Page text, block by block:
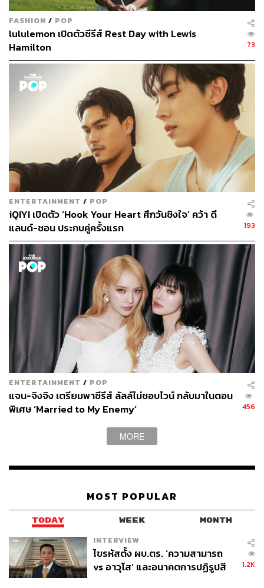
ดังนั้นความโดดเด่นด้านกระแสในปีนี้จึงกระโดดไปอยู่กับฝั่งซี
รีส์ GL ที่แม้จะมีแค่ 3 เรื่อง (ไม่นับมินิซีรีส์) คือทฤษฎีสีชมพู
GAP The seriesที่เริ่มออกอากาศในช่วงเดือนพฤศจิกายนปี
2565, Show Me Love The Series แค่อยากบอกรักและ
Love Senior The Series พี่ว้ากคะ…รักหนูได้มั้ย
รับความสนใจจากแฟนๆ เป็นอย่างดี การันตีด้วยอันดับ 1 บน
เทรนด์โลกของ
ทฤษฎีสีชมพู GAP The series รวมกับรางวัล
จากหลากหลายเวที
อย่างไรก็ตาม เราคงไม่สามารถเทียบกระแสของทั้งสองฝั่งได้
อย่างชัดเจน เนื่องจากจำนวนผลงานที่ต่างกันหลายเท่าตัว
และจุดเริ่มต้นที่ไม่เท่ากัน ในขณะที่ BL สร้างฐานแฟนมา
เกือบ 10 ปี เราเพิ่งได้เห็นการเดินทางของ GL ในไม่กี่ปีที่ผ่าน
มาเท่านั้น ดังนั้นขนาดของตลาดฝั่ง GL ในตอนนี้อาจจะเทียบ
เท่ากับยุคตั้งไข่ของวายเมื่อปี 2559 ก็เป็นได้ ซึ่งการเติบโต
ของซีรีส์ Girl’s Love ในวันนี้อาจจะเห็นผลที่ชัดเจนขึ้นในปี
หน้า หรือในเร็วๆ นี้ก็เป็นได้
FASHION / POP
lululemon เปิดตัวซีรีส์ Rest Day with Lewis
Hamilton
73
ENTERTAINMENT / POP
iQIYI เปิดตัว ‘Hook Your Heart ศึกวันชิงใจ’ คว้า ดี
แลนด์-ชอน ประกบคู่ครั้งแรก
193
ENTERTAINMENT / POP
แจน-จิงจิง เตรียมพาซีรีส์ ลัลล์ไม่ชอบไวน์ กลับมาในตอน
พิเศษ ‘Married to My Enemy’
456
MORE
MOST POPULAR
TODAY WEEK MONTH
INTERVIEW
ไขรหัสตั้ง ผบ.ตร. ‘ความสามารถ
vs อาวุโส’ และอนาคตการปฏิรูปสี
1.2K